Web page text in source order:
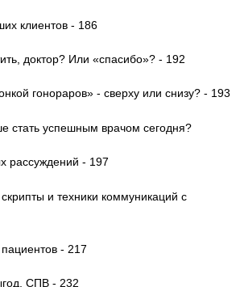
клиентов - 186
доктор? Или «спасибо»? - 192
гонораров» - сверху или снизу? - 193
стать успешным врачом сегодня?
рассуждений - 197
и техники коммуникаций с
- 217
СПВ - 232